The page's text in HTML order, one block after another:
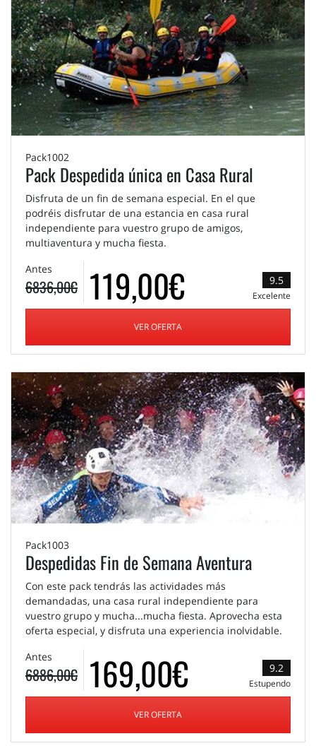
Pack1002
Pack Despedida única en Casa Rural
Disfruta de un fin de semana especial. En el que
podréis disfrutar de una estancia en casa rural
independiente para vuestro grupo de amigos,
multiaventura y mucha fiesta.
Antes
6836,00€ 119,00€ 9.5
Excelente
VER OFERTA
Pack1003
Despedidas Fin de Semana Aventura
Con este pack tendrás las actividades más
demandadas, una casa rural independiente para
vuestro grupo y mucha...mucha fiesta. Aprovecha esta
oferta especial, y disfruta una experiencia inolvidable.
Antes
6886,00€ 169,00€ 9.2
Estupendo
VER OFERTA